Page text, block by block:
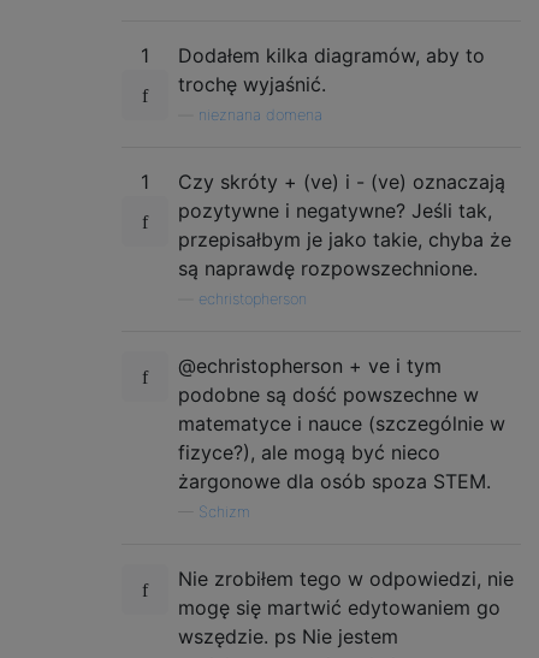
1
Dodałem kilka diagramów, aby to
trochę wyjaśnić.
nieznana domena
1
Czy skróty + (ve) i - (ve) oznaczają
pozytywne i negatywne? Jeśli tak,
przepisałbym je jako takie, chyba że
są naprawdę rozpowszechnione.
echristopherson
@echristopherson + ve i tym
podobne są dość powszechne w
matematyce i nauce (szczególnie w
fizyce?), ale mogą być nieco
żargonowe dla osób spoza STEM.
Schizm
Nie zrobiłem tego w odpowiedzi, nie
mogę się martwić edytowaniem go
wszędzie. ps Nie jestem